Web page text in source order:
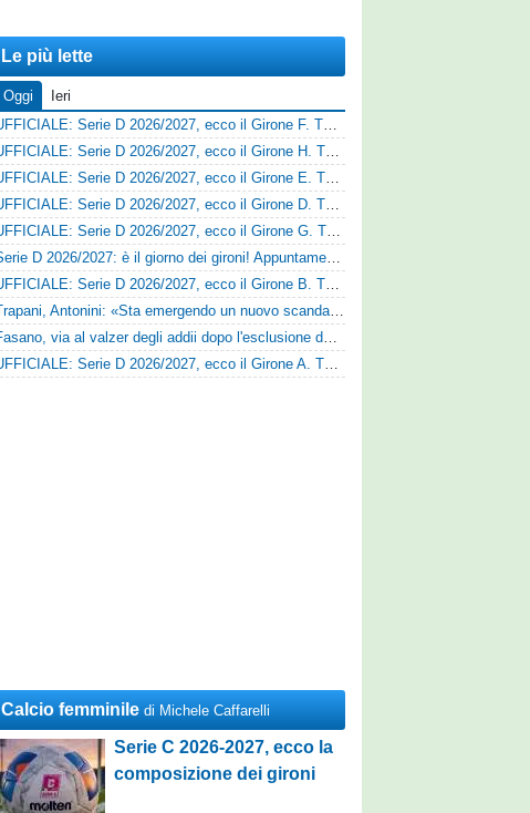
Le più lette
Oggi
Ieri
UFFICIALE: Serie D 2026/2027, ecco il Girone F. Tutte le squadre
UFFICIALE: Serie D 2026/2027, ecco il Girone H. Tutte le squadre
UFFICIALE: Serie D 2026/2027, ecco il Girone E. Tutte le squadre
UFFICIALE: Serie D 2026/2027, ecco il Girone D. Tutte le squadre
UFFICIALE: Serie D 2026/2027, ecco il Girone G. Tutte le squadre
Serie D 2026/2027: è il giorno dei gironi! Appuntamento fissato
UFFICIALE: Serie D 2026/2027, ecco il Girone B. Tutte le squadre
Trapani, Antonini: «Sta emergendo un nuovo scandalo»
Fasano, via al valzer degli addii dopo l'esclusione dalla Serie D: Salzano verso una big campana
UFFICIALE: Serie D 2026/2027, ecco il Girone A. Tutte le squadre
Calcio femminile di Michele Caffarelli
Serie C 2026-2027, ecco la
composizione dei gironi